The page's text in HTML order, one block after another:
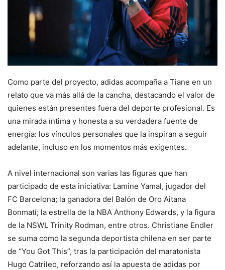
Como parte del proyecto, adidas acompaña a Tiane en un
relato que va más allá de la cancha, destacando el valor de
quienes están presentes fuera del deporte profesional. Es
una mirada íntima y honesta a su verdadera fuente de
energía: los vínculos personales que la inspiran a seguir
adelante, incluso en los momentos más exigentes.
A nivel internacional son varias las figuras que han
participado de esta iniciativa: Lamine Yamal, jugador del
FC Barcelona; la ganadora del Balón de Oro Aitana
Bonmatí; la estrella de la NBA Anthony Edwards, y la figura
de la NSWL Trinity Rodman, entre otros. Christiane Endler
se suma como la segunda deportista chilena en ser parte
de “You Got This”, tras la participación del maratonista
Hugo Catrileo, reforzando así la apuesta de adidas por